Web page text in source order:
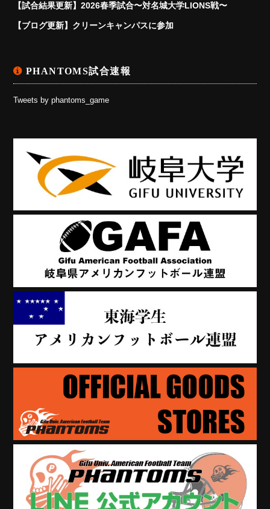
【試合結果更新】2026春季試合〜対名城大学LIONS戦〜
【ブログ更新】クリーンキャンパスに参加
PHANTOMS試合速報
Tweets by phantoms_game